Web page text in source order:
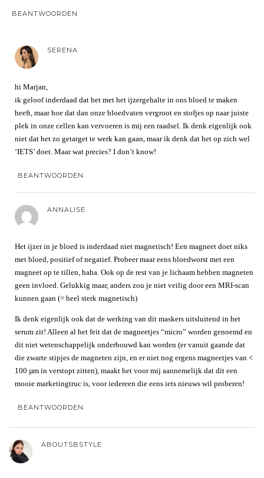
BEANTWOORDEN
SERENA
hi Marjan,
ik geloof inderdaad dat het met het ijzergehalte in ons bloed te maken
heeft, maar hoe dat dan onze bloedvaten vergroot en stofjes op naar juiste
plek in onze cellen kan vervoeren is mij een raadsel. Ik denk eigenlijk ook
niet dat het zo getarget te werk kan gaan, maar ik denk dat het op zich wel
‘IETS’ doet. Maar wat precies? I don’t know!
BEANTWOORDEN
ANNALISE
Het ijzer in je bloed is inderdaad niet magnetisch! Een magneet doet niks
met bloed, positief of negatief. Probeer maar eens bloedworst met een
magneet op te tillen, haha. Ook op de rest van je lichaam hebben magneten
geen invloed. Gelukkig maar, anders zou je niet veilig door een MRI-scan
kunnen gaan (= heel sterk magnetisch)
Ik denk eigenlijk ook dat de werking van dit maskers uitsluitend in het
serum zit! Alleen al het feit dat de magneetjes “micro” worden genoemd en
dit niet wetenschappelijk onderbouwd kan worden (er vanuit gaande dat
die zwarte stipjes de magneten zijn, en er niet nog ergens magneetjes van <
100 µm in verstopt zitten), maakt het voor mij aannemelijk dat dit een
mooie marketingtruc is, voor iedereen die eens iets nieuws wil proberen!
BEANTWOORDEN
ABOUTSBSTYLE